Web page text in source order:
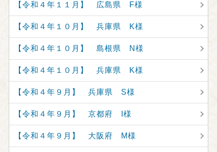
【令和４年１１月】 広島県 F様
【令和４年１０月】 兵庫県 K様
【令和４年１０月】 島根県 N様
【令和４年１０月】 兵庫県 K様
【令和４年９月】 兵庫県 S様
【令和４年９月】 京都府 I様
【令和４年９月】 大阪府 M様